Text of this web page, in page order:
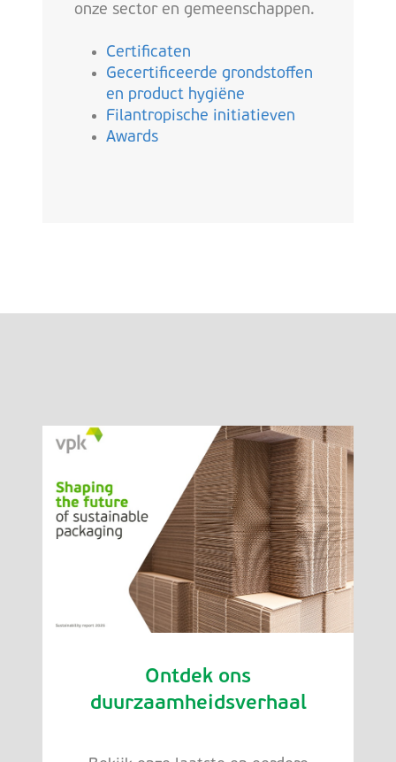
onze sector en gemeenschappen.
Certificaten
Gecertificeerde grondstoffen
en product hygiëne
Filantropische initiatieven
Awards
Ontdek ons
duurzaamheidsverhaal